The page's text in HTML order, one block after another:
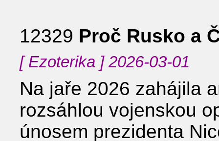
12329 Proč Rusko a
[ Ezoterika ] 2026-03-01
Na jaře 2026 zahájila
rozsáhlou vojenskou
únosem prezidenta